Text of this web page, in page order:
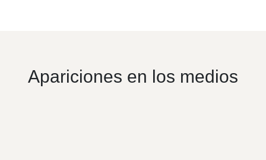
Apariciones en los medios